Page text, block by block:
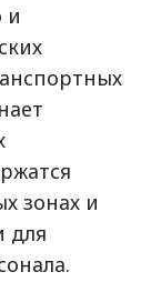
и
зонах и
для